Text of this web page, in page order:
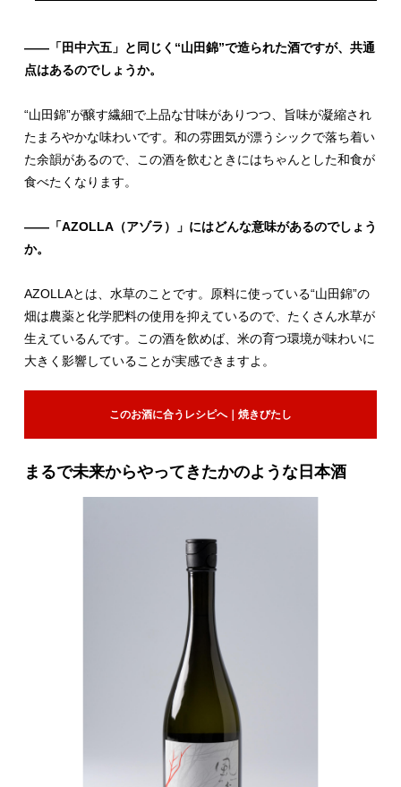
――「田中六五」と同じく“山田錦”で造られた酒ですが、共通
点はあるのでしょうか。
“山田錦”が醸す繊細で上品な甘味がありつつ、旨味が凝縮され
たまろやかな味わいです。和の雰囲気が漂うシックで落ち着い
た余韻があるので、この酒を飲むときにはちゃんとした和食が
食べたくなります。
――「AZOLLA（アゾラ）」にはどんな意味があるのでしょう
か。
AZOLLAとは、水草のことです。原料に使っている“山田錦”の
畑は農薬と化学肥料の使用を抑えているので、たくさん水草が
生えているんです。この酒を飲めば、米の育つ環境が味わいに
大きく影響していることが実感できますよ。
このお酒に合うレシピへ｜焼きびたし
まるで未来からやってきたかのような日本酒